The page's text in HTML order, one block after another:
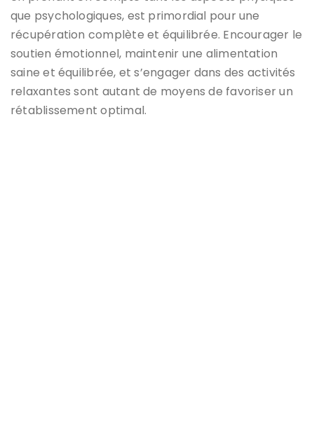
que psychologiques, est primordial pour une
récupération complète et équilibrée. Encourager le
soutien émotionnel, maintenir une alimentation
saine et équilibrée, et s’engager dans des activités
relaxantes sont autant de moyens de favoriser un
rétablissement optimal.